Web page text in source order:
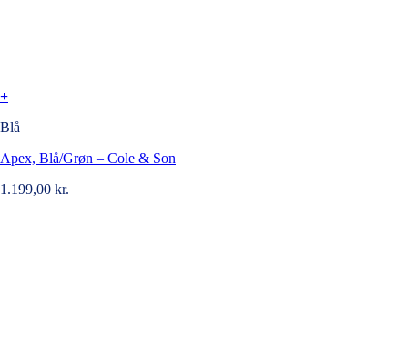
+
Blå
Apex, Blå/Grøn – Cole & Son
1.199,00 kr.